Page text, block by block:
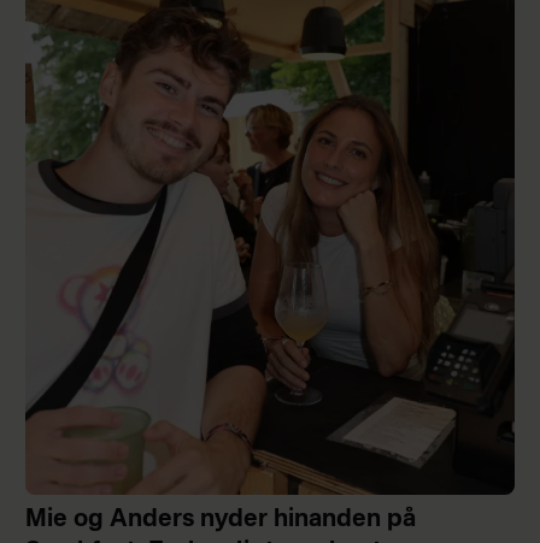
Mie og Anders nyder hinanden på